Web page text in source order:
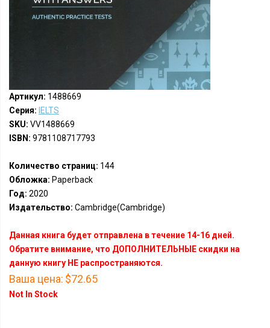
Артикул: 1488669
Серия: IELTS
SKU: VV1488669
ISBN: 9781108717793
Количество страниц: 144
Обложка: Paperback
Год: 2020
Издательство: Cambridge(Cambridge)
Данная книга будет отправлена в течение 14-16 дней.
Обратите внимание, что ДОПОЛНИТЕЛЬНЫЕ скидки на
данную книгу НЕ распространяются.
Ваша цена: $72.65
Not In Stock